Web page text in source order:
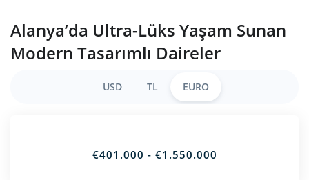
Alanya’da Ultra-Lüks Yaşam Sunan
Modern Tasarımlı Daireler
USD TL EURO
€401.000 - €1.550.000